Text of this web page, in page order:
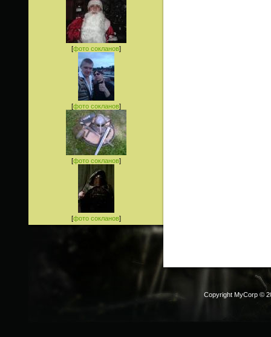
[фото сокланов]
[фото сокланов]
[фото сокланов]
[фото сокланов]
Copyright MyCorp ©